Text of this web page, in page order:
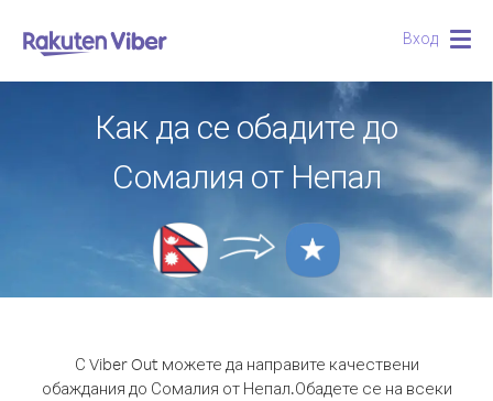
Вход
Как да се обадите до
Сомалия от Непал
С Viber Out можете да направите качествени
обаждания до Сомалия от Непал.Обадете се на всеки